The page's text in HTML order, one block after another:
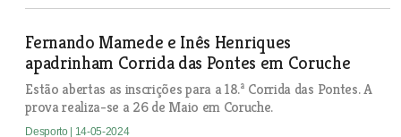
Fernando Mamede e Inês Henriques
apadrinham Corrida das Pontes em Coruche
Estão abertas as inscrições para a 18.ª Corrida das Pontes. A
prova realiza-se a 26 de Maio em Coruche.
Desporto | 14-05-2024